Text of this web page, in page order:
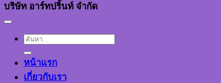
บริษัท อาร์ทปริ้นท์ จำกัด
ค้นหา:
หน้าแรก
เกี่ยวกับเรา